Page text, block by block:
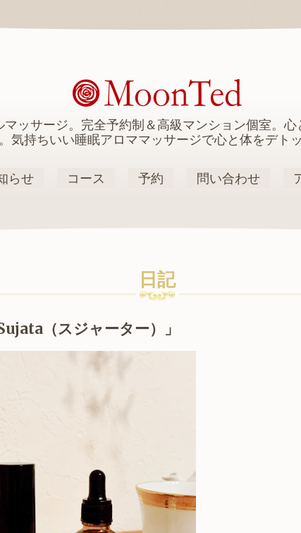
ッサージ。完全予約制＆高級マンション個室。
気持ちいい睡眠アロママッサージで心と体をデト
らせ コース 予約 問い合わせ
日記
（スジャーター）」